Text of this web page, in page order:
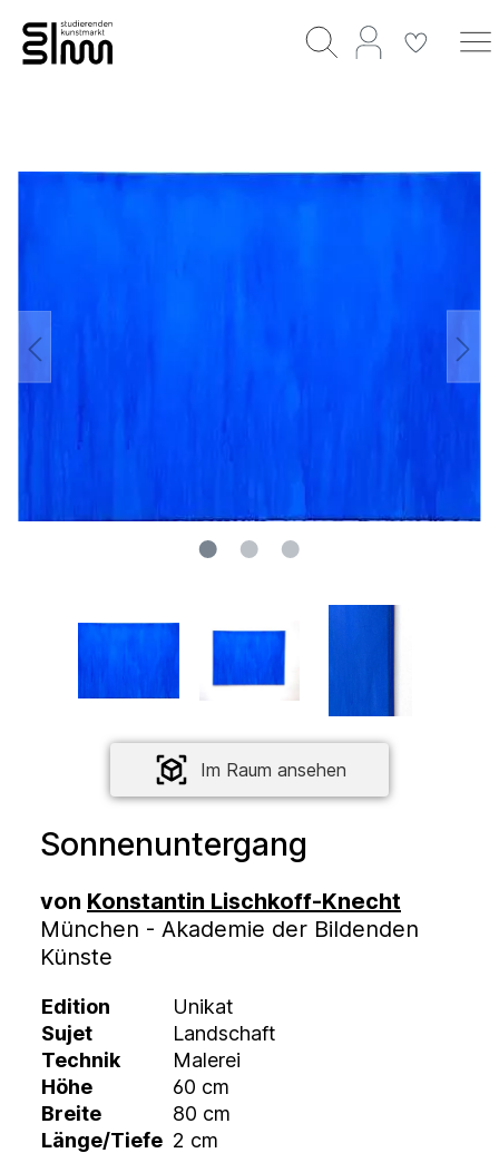
Im Raum ansehen
Sonnenuntergang
von Konstantin Lischkoff-Knecht
München - Akademie der Bildenden
Künste
Edition
Unikat
Sujet
Landschaft
Technik
Malerei
Höhe
60 cm
Breite
80 cm
Länge/Tiefe 2 cm